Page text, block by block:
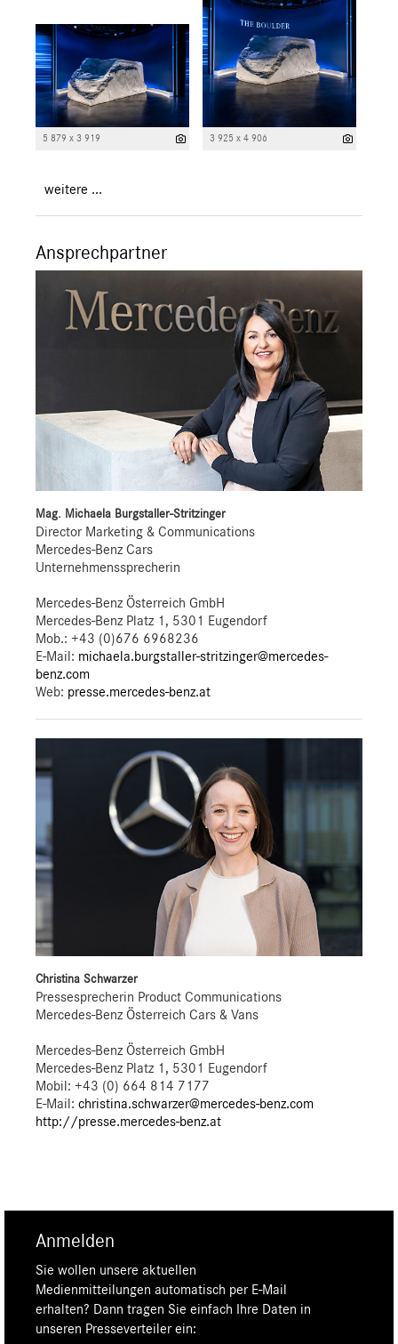
5 879 x 3 919 3 925 x 4 906
weitere ...
Ansprechpartner
Mag. Michaela Burgstaller-Stritzinger
Director Marketing & Communications
Mercedes-Benz Cars
Unternehmenssprecherin
Mercedes-Benz Österreich GmbH
Mercedes-Benz Platz 1, 5301 Eugendorf
Mob.: +43 (0)676 6968236
E-Mail: michaela.burgstaller-stritzinger@mercedes-
benz.com
Web: presse.mercedes-benz.at
Christina Schwarzer
Pressesprecherin Product Communications
Mercedes-Benz Österreich Cars & Vans
Mercedes-Benz Österreich GmbH
Mercedes-Benz Platz 1, 5301 Eugendorf
Mobil: +43 (0) 664 814 7177
E-Mail: christina.schwarzer@mercedes-benz.com
http://presse.mercedes-benz.at
Anmelden
Sie wollen unsere aktuellen
Medienmitteilungen automatisch per E-Mail
erhalten? Dann tragen Sie einfach Ihre Daten in
unseren Presseverteiler ein: